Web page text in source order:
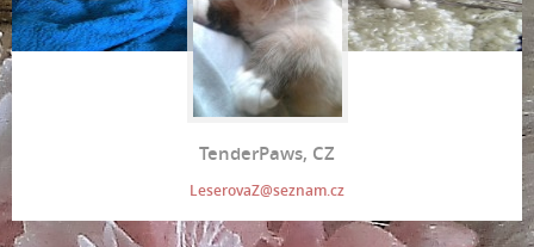
TenderPaws, CZ
LeserovaZ@seznam.cz